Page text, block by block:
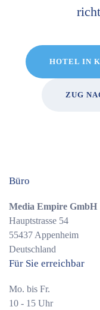
HOTEL IN
ZUG
Büro
Media Empire GmbH
Hauptstrasse 54
55437 Appenheim
Deutschland
Für Sie erreichbar
Mo. bis Fr.
10 - 15 Uhr